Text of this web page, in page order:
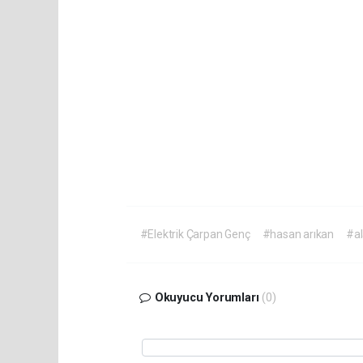
#Elektrik Çarpan Genç #hasan arıkan
Okuyucu Yorumları (0)